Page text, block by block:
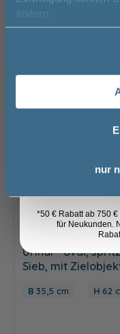
ändern.
nur
Villeroy und
Urinal - oval,
Sieb, mit
35,5 cm 62
Vorname
Email
*50 € Rabatt ab 750
für Neukunden.